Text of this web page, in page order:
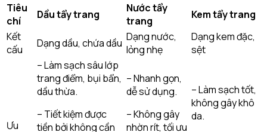
Tiêu
chí
Dầu tẩy trang
Nước tẩy
trang
Kem tẩy trang
Kết
cấu
Dạng dầu, chứa dầu Dạng nước,
lỏng nhẹ
Dạng kem đặc,
sệt
Ưu
– Làm sạch sâu lớp
trang điểm, bụi bẩn,
dầu thừa.
– Tiết kiệm được
tiền bởi không cần
– Nhanh gọn,
dễ sử dụng.
– Không gây
nhờn rít, tối ưu
– Làm sạch tốt,
không gây khô
da.